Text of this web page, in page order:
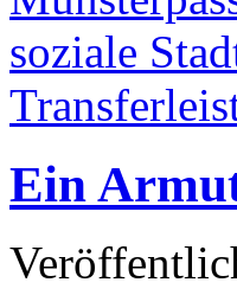
soziale
Ein